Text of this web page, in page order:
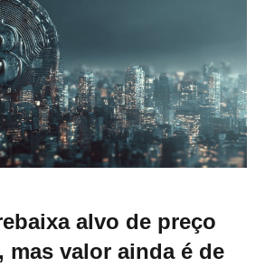
alvo de preço
mas valor ainda é de